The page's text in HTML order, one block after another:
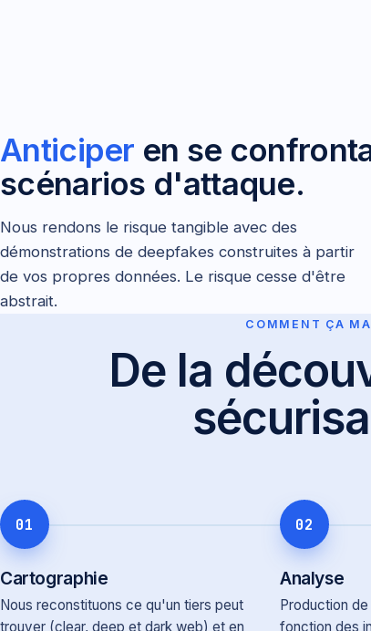
Anticiper en se
scénarios d'attaque.
Nous rendons le risque tangible avec des
démonstrations de deepfakes construites à partir
de vos propres données. Le risque cesse d'être
abstrait.
COMMENT ÇA
De la
01
Cartographie
Nous reconstituons ce qu'un tiers peut
trouver (clear, deep et dark web) et en
02
Analyse
Production
fonction des